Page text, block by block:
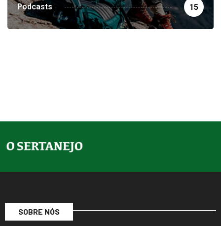
Podcasts 15
SOBRE NÓS